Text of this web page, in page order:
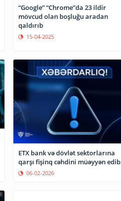
“Google” “Chrome”da 23 ildir
mövcud olan boşluğu aradan
qaldırıb
15-04-2025
ETX bank və dövlət sektorlarına
qarşı fişinq cəhdini müəyyən edib
06-02-2026